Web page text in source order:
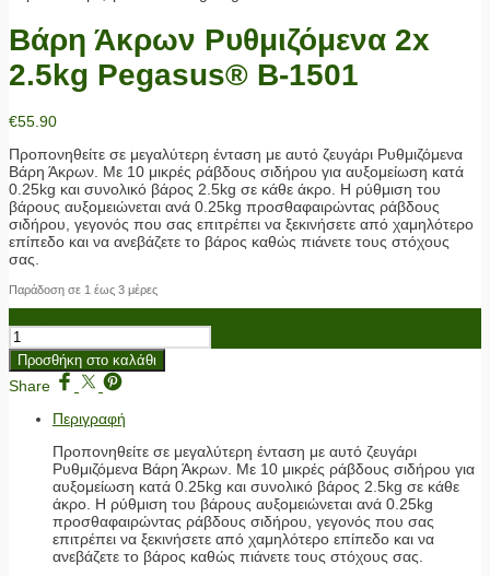
Βάρη Άκρων Ρυθμιζόμενα 2x
2.5kg Pegasus® Β-1501
€55.90
Προπονηθείτε σε μεγαλύτερη ένταση με αυτό ζευγάρι Ρυθμιζόμενα
Βάρη Άκρων. Με 10 μικρές ράβδους σιδήρου για αυξομείωση κατά
0.25kg και συνολικό βάρος 2.5kg σε κάθε άκρο. Η ρύθμιση του
βάρους αυξομειώνεται ανά 0.25kg προσθαφαιρώντας ράβδους
σιδήρου, γεγονός που σας επιτρέπει να ξεκινήσετε από χαμηλότερο
επίπεδο και να ανεβάζετε το βάρος καθώς πιάνετε τους στόχους
σας.
Παράδοση σε 1 έως 3 μέρες
Προσθήκη στο καλάθι
Share
Περιγραφή
Προπονηθείτε σε μεγαλύτερη ένταση με αυτό ζευγάρι
Ρυθμιζόμενα Βάρη Άκρων. Με 10 μικρές ράβδους σιδήρου για
αυξομείωση κατά 0.25kg και συνολικό βάρος 2.5kg σε κάθε
άκρο. Η ρύθμιση του βάρους αυξομειώνεται ανά 0.25kg
προσθαφαιρώντας ράβδους σιδήρου, γεγονός που σας
επιτρέπει να ξεκινήσετε από χαμηλότερο επίπεδο και να
ανεβάζετε το βάρος καθώς πιάνετε τους στόχους σας.